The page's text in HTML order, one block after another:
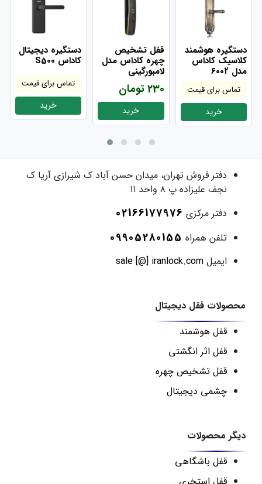
دستگیره دیجیتال
کاداس S500
تماس برای قیمت
خرید
قفل تشخیص
چهره کاداس مدل
لامبورگینی
230 تومان
خرید
دستگیره هوشمند
کلاسیک کاداس
مدل ۶۰۰۲
تماس برای قیمت
خرید
دفتر فروش تهران، میدان حسن آباد ک شیرازی آریا ک
نجف علیزاده پ ۸ واحد ۱۱
دفتر مرکزی 02166177976
تلفن همراه 09905280155
ایمیل sale [@] iranlock.com
محصولات فقل دیجیتال
قفل هوشمند
قفل اثر انگشتی
قفل تشخیص چهره
چشمی دیجیتال
دیگر محصولات
قفل باشگاهی